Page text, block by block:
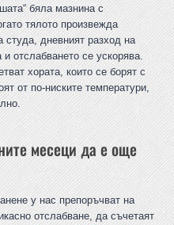
бяла мазнина с
тялото произвежда
студа, дневният разход на
отслабването се ускорява.
хората, които се борят с
от по-ниските температури,
месеци да е още
у нас препоръчват на
отслабване, да съчетаят